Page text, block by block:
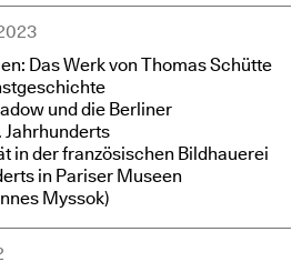
Das Werk von Thomas Schütte
und die Berliner
Jahrhunderts
in der französischen Bildhauerei
in Pariser Museen
Myssok)